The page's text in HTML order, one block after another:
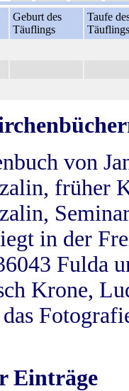
Geburt des
Täuflings
Taufe
Täuflings
von
früher
in der
Fulda
Krone,
Einträge